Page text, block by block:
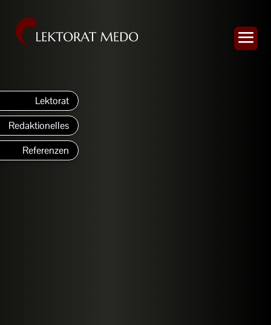
Lektorat
Redaktionelles
Referenzen